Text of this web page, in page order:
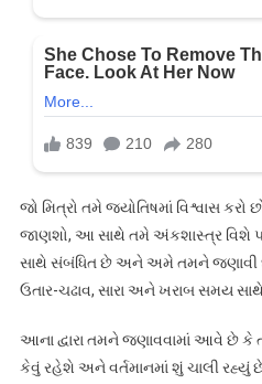
જો મિત્રો તમે જ્યોતિષમાં વિશ્વાસ
જાણશો, આ સાથે તમે અંકશાસ્ત્ર વિશે
સાથે સંબંધિત છે અને અમે તમને જણાવી
ઉતાર-ચઢાવ, સારા અને ખરાબ સમય
આના દ્વારા તમને જણાવવામાં આવે છે કે
કેવું રહેશે અને વર્તમાનમાં શું ચાલી રહ્યું